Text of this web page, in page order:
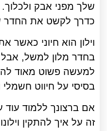
שלך מפני אבק ולכלוך.
כדרך לקשט את החדר
וילון הוא חיוני כאשר
בחדר מלון למשל, אבל
למעשה פשוט מאוד
בסיסי על חיווט חשמלי
אם ברצונך ללמוד עוד
זה על איך להתקין